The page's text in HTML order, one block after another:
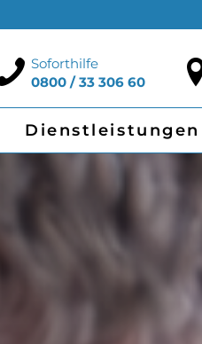
Soforthilfe
0800 / 33 306 60
Dienstleistungen